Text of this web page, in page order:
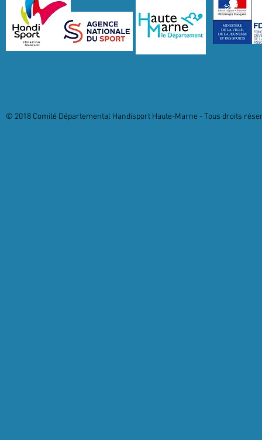
© 2018 Comité Départemental Handisport Haute-Marne - Tous droits